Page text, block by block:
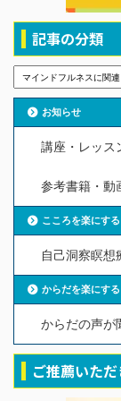
記事の分類
お知らせ
講座・レッス
参考書籍・動
こころを楽にする
自己洞察瞑想
からだを楽にする
からだの声が
ご推薦いた